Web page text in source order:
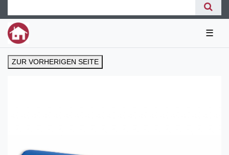
☰
ZUR VORHERIGEN SEITE